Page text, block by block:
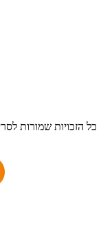
© כל הזכויות שמורות